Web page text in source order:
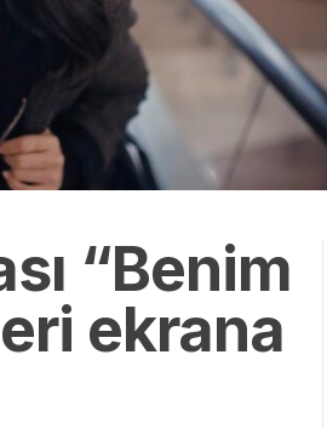
“Benim
ekrana